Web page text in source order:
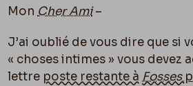
Mon Cher Ami–
J’ai oublié de vous dire que si
« choses intimes » vous devez
lettre poste restante à Fosses